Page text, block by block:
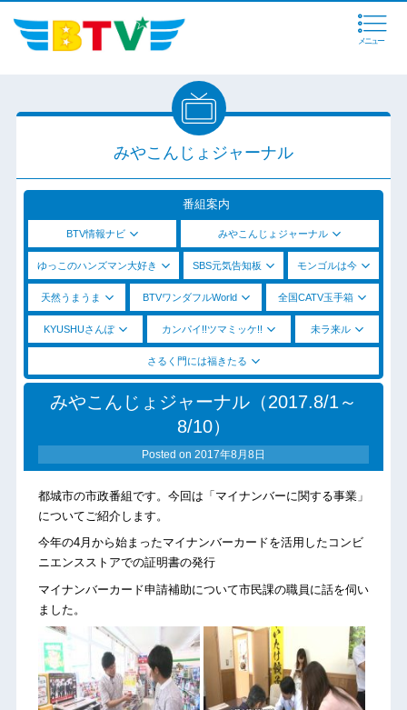
メニュー
みやこんじょジャーナル
番組案内
BTV情報ナビ みやこんじょジャーナル
ゆっこのハンズマン大好き SBS元気告知板 モンゴルは今
天然うまうま BTVワンダフルWorld 全国CATV玉手箱
KYUSHUさんぽ カンパイ!!ツマミッケ!! 未ラ来ル
さるく門には福きたる
みやこんじょジャーナル（2017.8/1～
8/10）
Posted on 2017年8月8日
都城市の市政番組です。今回は「マイナンバーに関する事業」
についてご紹介します。
今年の4月から始まったマイナンバーカードを活用したコンビ
ニエンスストアでの証明書の発行
マイナンバーカード申請補助について市民課の職員に話を伺い
ました。